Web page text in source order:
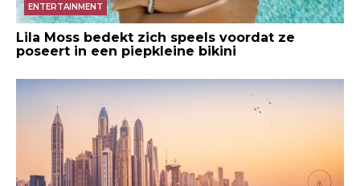
ENTERTAINMENT
Lila Moss bedekt zich speels voordat ze
poseert in een piepkleine bikini